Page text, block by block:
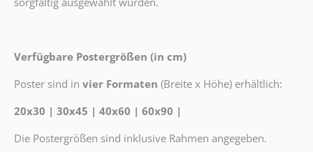
Verfügbare Postergrößen (in cm)
Poster sind in vier Formaten (Breite x Höhe) erhältlich:
20x30 | 30x45 | 40x60 | 60x90 |
Die Postergrößen sind inklusive Rahmen angegeben.